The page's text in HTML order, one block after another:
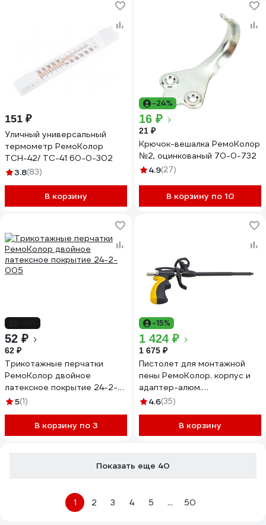
151 ₽
Уличный универсальный
термометр РемоКолор
ТСН-42/ ТС-41 60-0-302
3.8(83)
В корзину
-24%
16 ₽
21 ₽
Крючок-вешалка РемоКолор
№2, оцинкованый 70-0-732
4.9(27)
В корзину по 10
52 ₽
62 ₽
Трикотажные перчатки
РемоКолор двойное
латексное покрытие 24-2-
005
5(1)
В корзину по 3
-15%
1 424 ₽
1 675 ₽
Пистолет для монтажной
пены РемоКолор. корпус и
адаптер-алюм.
тефлон.покрытие,
шт./ 23-7-001
4.6(35)
В корзину
Показать еще 40
1 2 3 4 5 ... 50